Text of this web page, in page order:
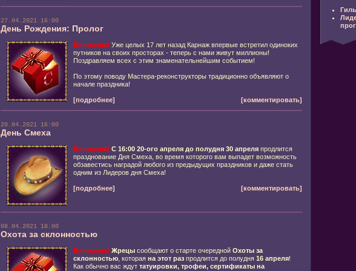
27.04.2021 16:00
День Рождения: Пролог
Внимание! Уже целых 17 лет назад Карнаж впервые встретил одиноких
путников на своих просторах - теперь с нами живут миллионы!
Поздравляем всех с этим знаменательнейшим событием!
По этому поводу Мастера-реконструкторы традиционно объявляют о
начале праздника!
[подробнее] [комментировать]
20.04.2021 16:00
День Смеха
Внимание! С 16:00 20-ого апреля до полудня 30 апреляпродлится
празднование Дня Смеха, во время которого вам выпадет возможность
обзавестись наградой любого из предыдущих праздников и даже стать
одним из Лидеров дня Смеха!
[подробнее] [комментировать]
08.04.2021 18:00
Охота за склонностью
Внимание! Жрецы сообщают о старте очередной Охоты за
склонностью, которая на этот разпродлится до полудня 16 апреля!
Как обычно вас ждут татуировки, трофеи, сертификаты на